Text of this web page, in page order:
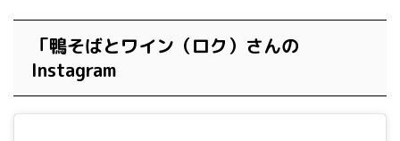
「鴨そばとワイン（ロク）さんの
Instagram